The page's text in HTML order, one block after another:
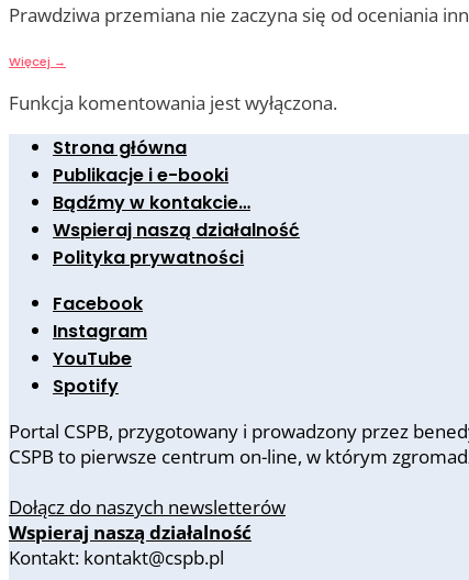
Prawdziwa przemiana nie zaczyna się od oceniania
Więcej →
Funkcja komentowania jest wyłączona.
Strona główna
Publikacje i e-booki
Bądźmy w kontakcie…
Wspieraj naszą działalność
Polityka prywatności
Facebook
Instagram
YouTube
Spotify
Portal CSPB, przygotowany i prowadzony przez
CSPB to pierwsze centrum on-line, w którym
Dołącz do naszych newsletterów
Wspieraj naszą działalność
Kontakt: kontakt@cspb.pl